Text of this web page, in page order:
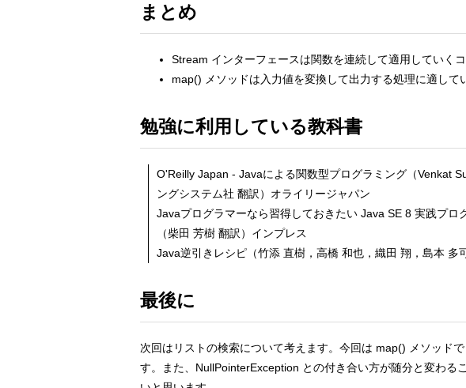
まとめ
Stream インターフェースは関数を連続して適用していく
map() メソッドは入力値を変換して出力する処理に適して
勉強に利用している教科書
O'Reilly Japan - Javaによる関数型プログラミング（Venkat
ングシステム社 翻訳）オライリージャパン
Javaプログラマーなら習得しておきたい Java SE 8 実践プロ
（柴田 芳樹 翻訳）インプレス
Java逆引きレシピ（竹添 直樹，高橋 和也，織田 翔，島本 多
最後に
次回はリストの検索について考えます。今回は map() メソッド
す。また、NullPointerException との付き合い方が随分と変わる